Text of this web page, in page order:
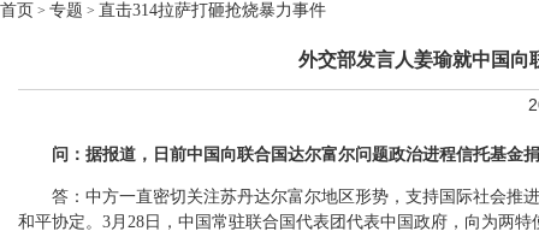
首页 > 专题 > 直击314拉萨打砸抢烧暴力事件
外交部发言人姜瑜就中国向
问：据报道，日前中国向联合国达尔富尔问题政治进程信托基金
答：中方一直密切关注苏丹达尔富尔地区形势，支持国际社会推
和平协定。3月28日，中国常驻联合国代表团代表中国政府，向为两